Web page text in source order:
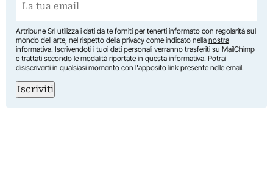
(Obbligatorio)
Artribune Srl utilizza i dati da te forniti per tenerti informato con regolarità sul
mondo dell'arte, nel rispetto della privacy come indicato nella nostra
informativa. Iscrivendoti i tuoi dati personali verranno trasferiti su MailChimp
e trattati secondo le modalità riportate in questa informativa. Potrai
disiscriverti in qualsiasi momento con l'apposito link presente nelle email.
Iscriviti